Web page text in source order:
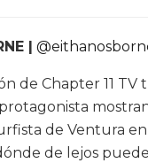
|
de Chapter 11 TV
de Ventura en
de lejos